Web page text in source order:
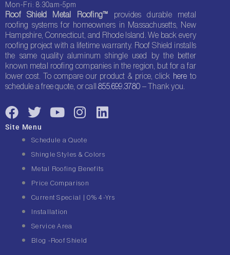
Mon-Fri: 8:30am-5pm
Roof Shield Metal Roofing™ provides durable metal
roofing systems for homeowners in Massachusetts, New
Hampshire, Connecticut, and Rhode Island. We back every
roofing project with a lifetime warranty. Roof Shield installs
the same quality aluminum shingle used by the better
known metal roofing companies in the region, but for a far
lower cost. To compare our product & price, click here to
schedule a free quote, or call855.699.3780 – Thank you.
F
a
T
w
i
t
t
e
r
Y
u
t
u
b
e
I
s
t
a
g
r
a
L
k
e
n
Site Menu
Schedule a Quote
Shingle Styles & Colors
Metal Roofing Benefits
Price Comparison
Current Special | 0% 4-Yrs
Installation
Service Area
Blog -Roof Shield